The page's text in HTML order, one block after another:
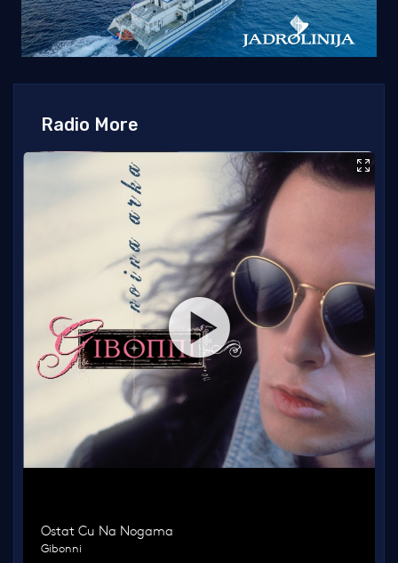
Radio More